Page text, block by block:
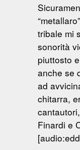
tribale mi
sonorità
piuttosto
anche se
ad
chitarra,
Finardi e